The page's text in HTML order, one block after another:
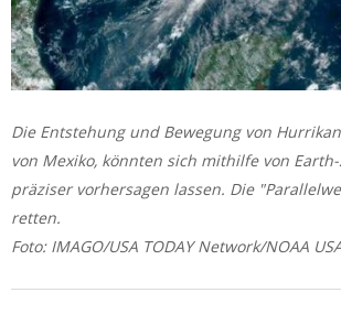
Die Entstehung und Bewegung von
von Mexiko, könnten sich mithilfe von
präziser vorhersagen lassen. Die
retten.
Foto: IMAGO/USA TODAY Network/NOAA